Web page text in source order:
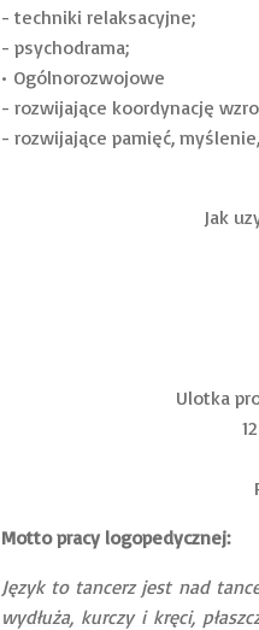
- techniki relaksacyjne;
- psychodrama;
• Ogólnorozwojowe
- rozwijające koordynację
- rozwijające pamięć,
Jak
Ulotka
Motto pracy logopedycznej:
Język to tancerz jest nad
wydłuża, kurczy i kręci,